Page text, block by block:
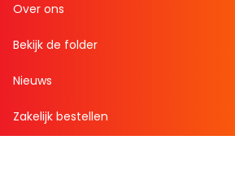
Over ons
Bekijk de folder
Nieuws
Zakelijk bestellen